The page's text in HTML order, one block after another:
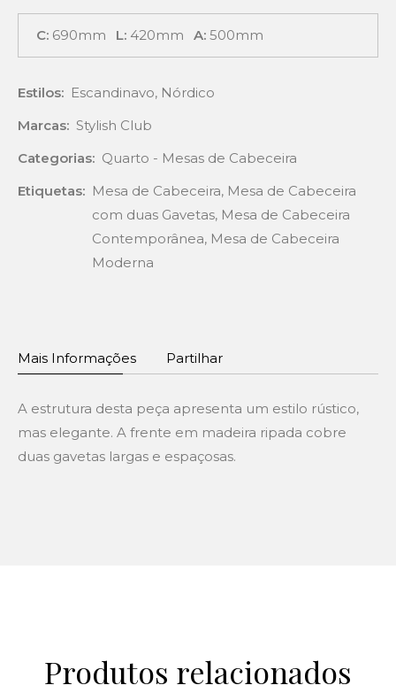
C: 690mm L: 420mm A: 500mm
Estilos: Escandinavo, Nórdico
Marcas: Stylish Club
Categorias: Quarto - Mesas de Cabeceira
Etiquetas: Mesa de Cabeceira, Mesa de Cabeceira
com duas Gavetas, Mesa de Cabeceira
Contemporânea, Mesa de Cabeceira
Moderna
Mais Informações Partilhar
A estrutura desta peça apresenta um estilo rústico,
mas elegante. A frente em madeira ripada cobre
duas gavetas largas e espaçosas.
Produtos relacionados